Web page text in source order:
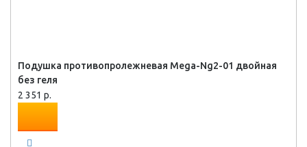
Подушка противопролежневая Mega-Ng2-01 двойная
без геля
2 351 р.